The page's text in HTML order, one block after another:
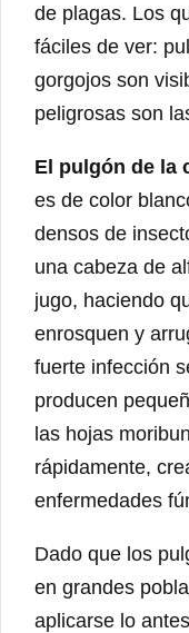
de plagas. Los
fáciles de ver:
gorgojos son
peligrosas son
El pulgón de la
es de color
densos de
una cabeza de
jugo, haciendo
enrosquen y
fuerte infección
producen
las hojas
rápidamente,
enfermedades
Dado que los
en grandes
aplicarse lo